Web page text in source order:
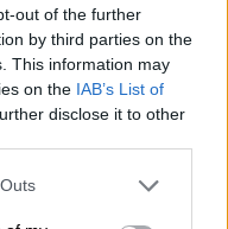
out of the further
by third parties on the
This information may
on the IAB’s List of
disclose it to other